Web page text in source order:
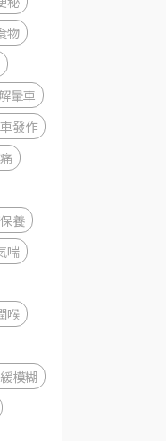
物
暈車
發作
養
喘
喉
模糊